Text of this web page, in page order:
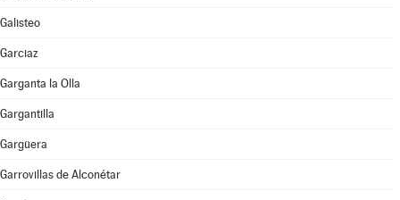
Galisteo
Garciaz
Garganta la Olla
Gargantilla
Gargüera
Garrovillas de Alconétar